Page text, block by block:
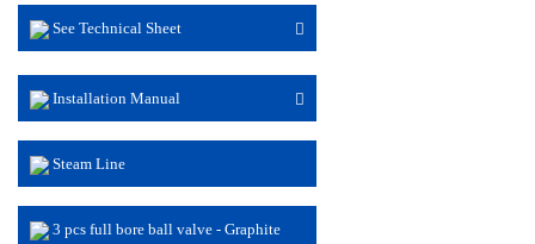
See Technical Sheet
Installation Manual
Steam Line
3 pcs full bore ball valve - Graphite